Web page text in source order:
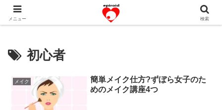
恋愛共感エピソード。あなたのストーリーを変えていく！。
初心者
メイク
簡単メイク仕方?ずぼら女子のた
めのメイク講座4つ
メニュー 検索